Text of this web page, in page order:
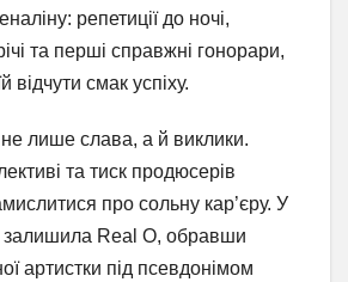
репетиції до ночі,
та перші справжні гонорари,
відчути смак успіху.
лише слава, а й виклики.
та тиск продюсерів
про сольну кар’єру. У
залишила Real O, обравши
артистки під псевдонімом